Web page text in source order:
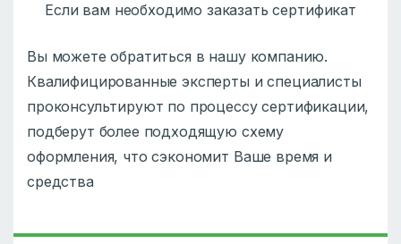
Если вам необходимо заказать сертификат
Вы можете обратиться в нашу компанию.
Квалифицированные эксперты и специалисты
проконсультируют по процессу сертификации,
подберут более подходящую схему
оформления, что сэкономит Ваше время и
средства